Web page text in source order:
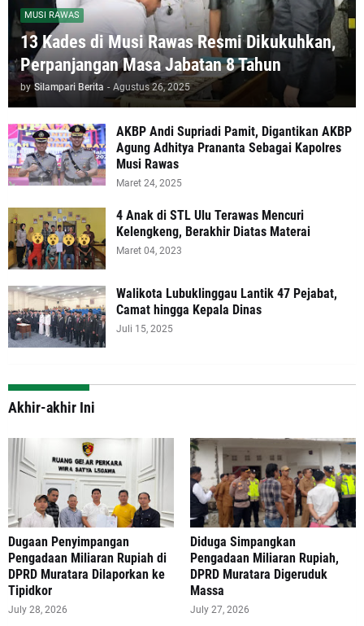
MUSI RAWAS
13 Kades di Musi Rawas Resmi Dikukuhkan,
Perpanjangan Masa Jabatan 8 Tahun
by Silampari Berita - Agustus 26, 2025
AKBP Andi Supriadi Pamit, Digantikan AKBP
Agung Adhitya Prananta Sebagai Kapolres
Musi Rawas
Maret 24, 2025
4 Anak di STL Ulu Terawas Mencuri
Kelengkeng, Berakhir Diatas Materai
Maret 04, 2023
Walikota Lubuklinggau Lantik 47 Pejabat,
Camat hingga Kepala Dinas
Juli 15, 2025
Akhir-akhir Ini
‎Dugaan Penyimpangan
Pengadaan Miliaran Rupiah di
DPRD Muratara Dilaporkan ke
Tipidkor
July 28, 2026
Diduga Simpangkan
Pengadaan Miliaran Rupiah,
DPRD Muratara Digeruduk
Massa
July 27, 2026